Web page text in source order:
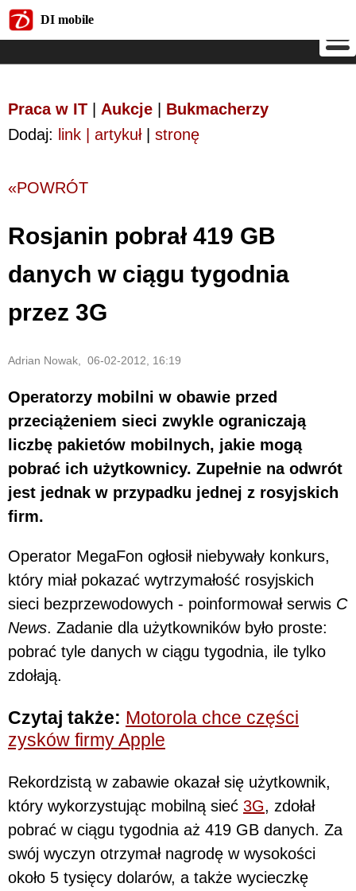
DI mobile
Praca w IT Aukcje
Bukmacherzy
Dodaj: link | artykuł| stronę
«POWRÓT
Rosjanin pobrał 419 GB
danych w ciągu tygodnia
przez 3G
Adrian Nowak, 06-02-2012, 16:19
Operatorzy mobilni w obawie przed
przeciążeniem sieci zwykle ograniczają
liczbę pakietów mobilnych, jakie mogą
pobrać ich użytkownicy. Zupełnie na odwrót
jest jednak w przypadku jednej z rosyjskich
firm.
Operator MegaFon ogłosił niebywały konkurs,
który miał pokazać wytrzymałość rosyjskich
sieci bezprzewodowych - poinformował serwis C
News. Zadanie dla użytkowników było proste:
pobrać tyle danych w ciągu tygodnia, ile tylko
zdołają.
Czytaj także: Motorola chce części
zysków firmy Apple
Rekordzistą w zabawie okazał się użytkownik,
który wykorzystując mobilną sieć 3G, zdołał
pobrać w ciągu tygodnia aż 419 GB danych. Za
swój wyczyn otrzymał nagrodę w wysokości
około 5 tysięcy dolarów, a także wycieczkę
DI mobile